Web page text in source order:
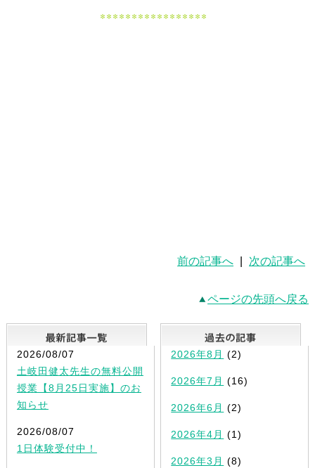
*****************
前の記事へ 次の記事へ
ページの先頭へ戻る
最新記事一覧
2026/08/07
土岐田健太先生の無料公開
授業【8月25日実施】のお
知らせ
2026/08/07
1日体験受付中！
2026年8月 (2)
2026年7月 (16)
2026年6月 (2)
2026年4月 (1)
2026年3月 (8)